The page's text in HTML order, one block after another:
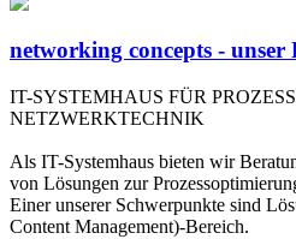
networking concepts -
IT-SYSTEMHAUS FÜR
NETZWERKTECHNIK
Als IT-Systemhaus bieten wir
von Lösungen zur
Einer unserer Schwerpunkte sind
Content Management)-Bereich.